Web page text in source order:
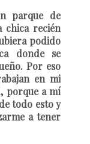
parque de
chica recién
podido
donde se
Por eso
en mi
porque a mí
todo esto y
a tener